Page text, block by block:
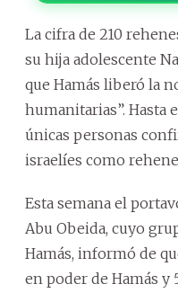
La cifra de 210
su hija adolescente
que Hamás liberó la
humanitarias”. Hasta
únicas personas
israelíes como
Esta semana el
Abu Obeida, cuyo
Hamás, informó de
en poder de Hamás y